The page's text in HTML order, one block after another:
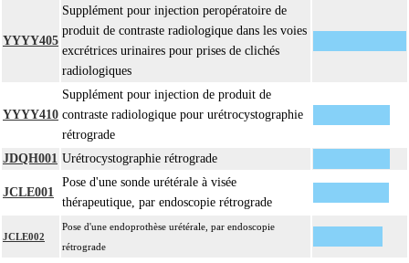
YYYY405
Supplément pour injection peropératoire de
produit de contraste radiologique dans les voies
excrétrices urinaires pour prises de clichés
radiologiques
YYYY410
Supplément pour injection de produit de
contraste radiologique pour urétrocystographie
rétrograde
JDQH001 Urétrocystographie rétrograde
JCLE001
Pose d'une sonde urétérale à visée
thérapeutique, par endoscopie rétrograde
JCLE002
Pose d'une endoprothèse urétérale, par endoscopie
rétrograde